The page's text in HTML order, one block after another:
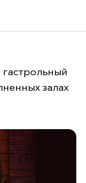
гастрольный
залах